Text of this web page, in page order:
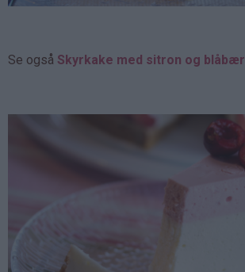
Se også Skyrkake med sitron og blåbær